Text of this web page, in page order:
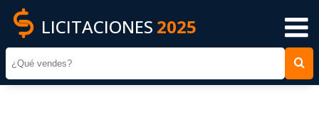
LICITACIONES 2025